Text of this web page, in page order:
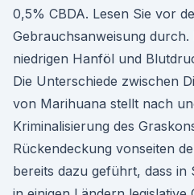
0,5% CBDA. Lesen Sie vor
Gebrauchsanweisung durch.
niedrigen Hanföl und
Die Unterschiede zwischen
von Marihuana stellt nach
Kriminalisierung des
Rückendeckung vonseiten
bereits dazu geführt, dass in